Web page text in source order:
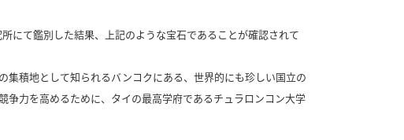
にて鑑別した結果、上記のような宝石であることが確認されて
積地として知られるバンコクにある、世界的にも珍しい国立の
力を高めるために、タイの最高学府であるチュラロンコン大学